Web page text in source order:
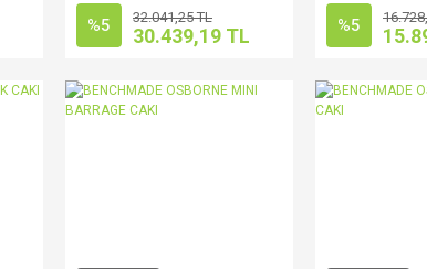
%5 32.041,25 TL
30.439,19 TL %5